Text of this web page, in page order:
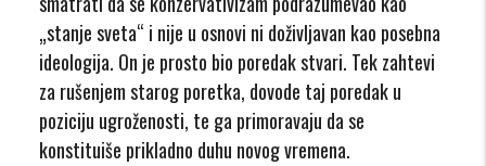
„stanje sveta“ i nije u osnovi ni doživljavan kao posebna
ideologija. On je prosto bio poredak stvari. Tek zahtevi
za rušenjem starog poretka, dovode taj poredak u
poziciju ugroženosti, te ga primoravaju da se
konstituiše prikladno duhu novog vremena.